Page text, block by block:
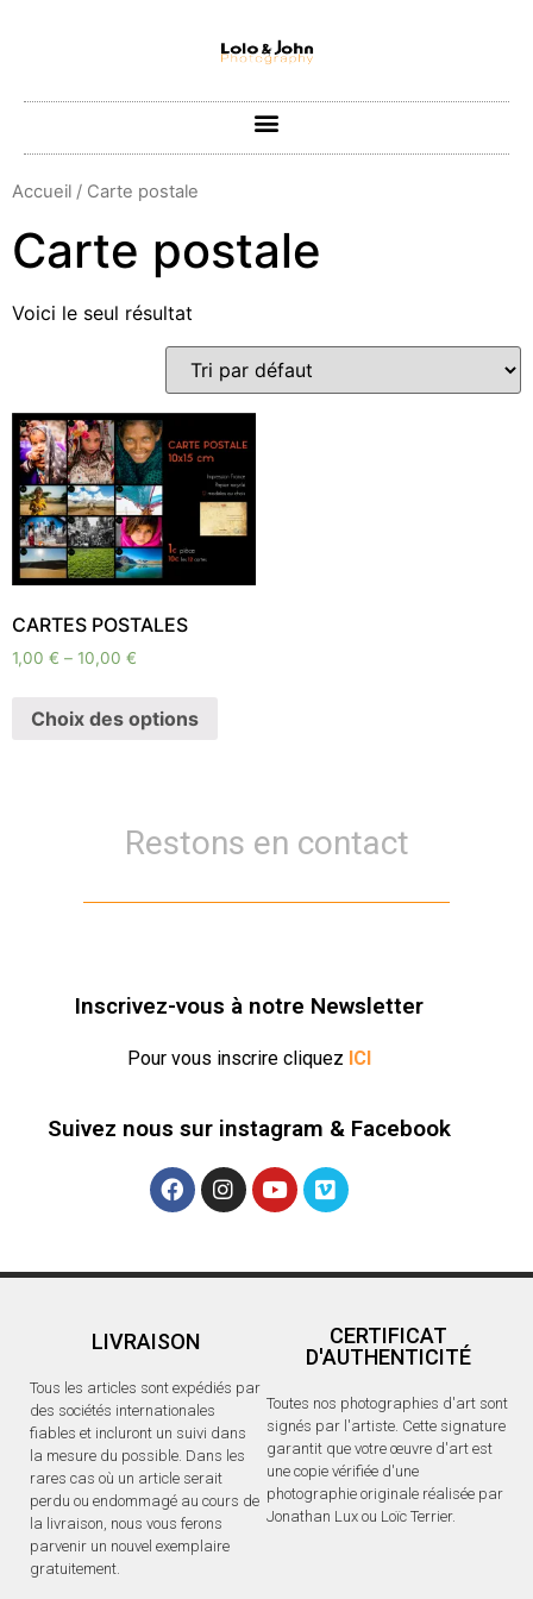
Accueil / Carte postale
Carte postale
Voici le seul résultat
CARTES POSTALES
1,00 € – 10,00 €
Choix des options
Restons en contact
Inscrivez-vous à notre Newsletter
Pour vous inscrire cliquez ICI
Suivez nous sur instagram & Facebook
LIVRAISON
Tous les articles sont expédiés par
des sociétés internationales
fiables et incluront un suivi dans
la mesure du possible. Dans les
rares cas où un article serait
perdu ou endommagé au cours de
la livraison, nous vous ferons
parvenir un nouvel exemplaire
gratuitement.
CERTIFICAT
D'AUTHENTICITÉ
Toutes nos photographies d'art sont
signés par l'artiste. Cette signature
garantit que votre œuvre d'art est
une copie vérifiée d'une
photographie originale réalisée par
Jonathan Lux ou Loïc Terrier.